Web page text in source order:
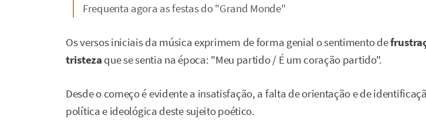
Frequenta agora as festas do "Grand Monde"
Os versos iniciais da música exprimem de forma genial o sentimento de
tristeza que se sentia na época: "Meu partido / É um coração partido".
Desde o começo é evidente a insatisfação, a falta de orientação e de
política e ideológica deste sujeito poético.